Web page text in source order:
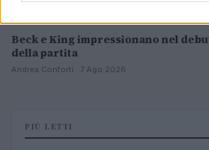
Beck e King impressionano nel
della partita
Andrea Conforti · 7 Ago 2026
PIÙ LETTI